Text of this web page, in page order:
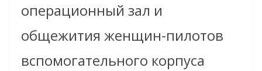
операционный зал и
общежития женщин-пилотов
вспомогательного корпуса